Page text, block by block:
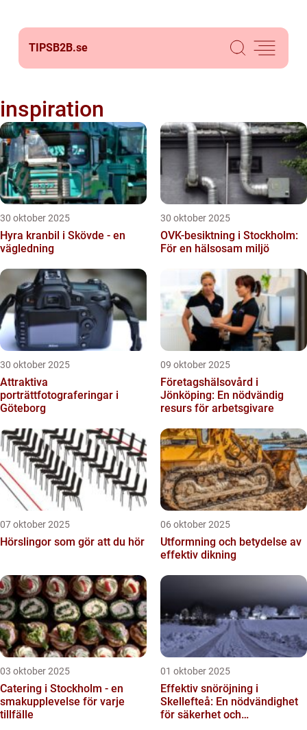
TIPSB2B.se
inspiration
30 oktober 2025
Hyra kranbil i Skövde - en
vägledning
30 oktober 2025
OVK-besiktning i Stockholm:
För en hälsosam miljö
30 oktober 2025
Attraktiva
porträttfotograferingar i
Göteborg
09 oktober 2025
Företagshälsovård i
Jönköping: En nödvändig
resurs för arbetsgivare
07 oktober 2025
Hörslingor som gör att du hör
06 oktober 2025
Utformning och betydelse av
effektiv dikning
03 oktober 2025
Catering i Stockholm - en
smakupplevelse för varje
tillfälle
01 oktober 2025
Effektiv snöröjning i
Skellefteå: En nödvändighet
för säkerhet och